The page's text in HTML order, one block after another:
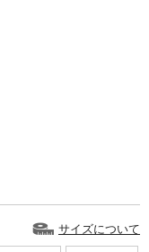
サイズについて